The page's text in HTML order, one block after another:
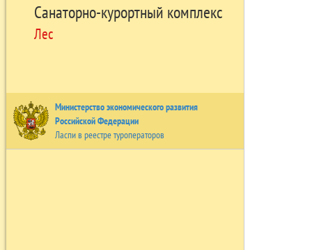
Санаторно-курортный комплекс
Лес
Министерство экономического развития
Российской Федерации
Ласпи в реестре туроператоров